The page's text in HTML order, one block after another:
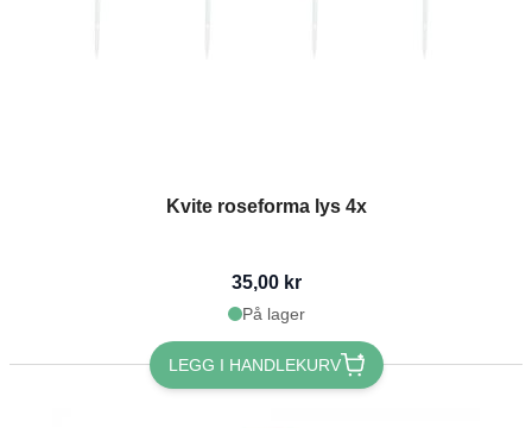
Kvite roseforma lys 4x
35,00 kr
På lager
LEGG I HANDLEKURV